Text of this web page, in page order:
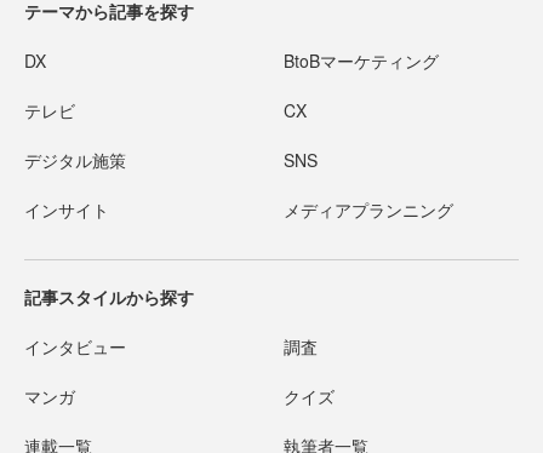
テーマから記事を探す
DX BtoBマーケティング
テレビ CX
デジタル施策 SNS
インサイト メディアプランニング
記事スタイルから探す
インタビュー 調査
マンガ クイズ
連載一覧 執筆者一覧